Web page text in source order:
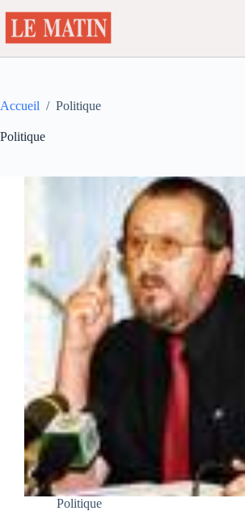
au
contenu
Accueil / Politique
Politique
Politique